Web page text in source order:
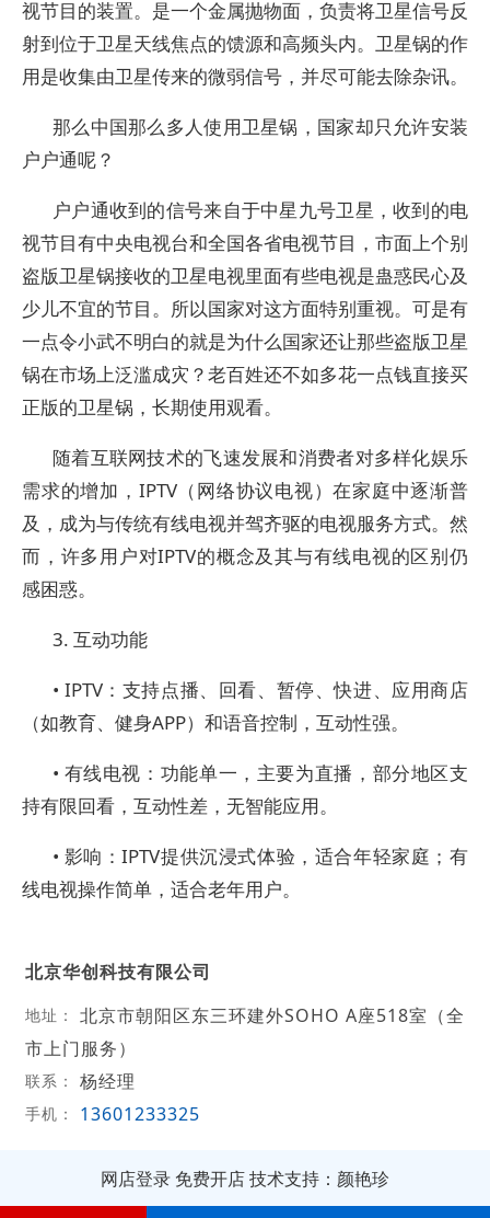
视节目的装置。是一个金属抛物面，负责将卫星信号反
射到位于卫星天线焦点的馈源和高频头内。卫星锅的作
用是收集由卫星传来的微弱信号，并尽可能去除杂讯。
那么中国那么多人使用卫星锅，国家却只允许安装
户户通呢？
户户通收到的信号来自于中星九号卫星，收到的电
视节目有中央电视台和全国各省电视节目，市面上个别
盗版卫星锅接收的卫星电视里面有些电视是蛊惑民心及
少儿不宜的节目。所以国家对这方面特别重视。可是有
一点令小武不明白的就是为什么国家还让那些盗版卫星
锅在市场上泛滥成灾？老百姓还不如多花一点钱直接买
正版的卫星锅，长期使用观看。
随着互联网技术的飞速发展和消费者对多样化娱乐
需求的增加，IPTV（网络协议电视）在家庭中逐渐普
及，成为与传统有线电视并驾齐驱的电视服务方式。然
而，许多用户对IPTV的概念及其与有线电视的区别仍
感困惑。
3. 互动功能
• IPTV：支持点播、回看、暂停、快进、应用商店
（如教育、健身APP）和语音控制，互动性强。
• 有线电视：功能单一，主要为直播，部分地区支
持有限回看，互动性差，无智能应用。
• 影响：IPTV提供沉浸式体验，适合年轻家庭；有
线电视操作简单，适合老年用户。
北京华创科技有限公司
地址：
北京市朝阳区东三环建外SOHO A座518室（全
市上门服务）
联系： 杨经理
手机： 13601233325
网店登录 免费开店技术支持：颜艳珍